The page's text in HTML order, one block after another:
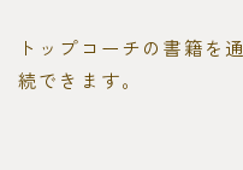
トップコーチの書籍を
続できます。